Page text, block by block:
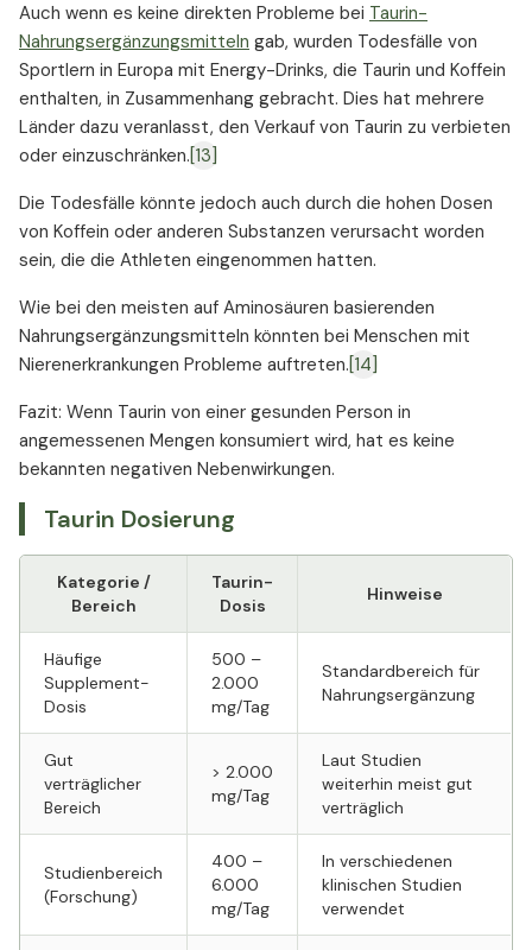
Auch wenn es keine direkten Probleme bei Taurin-
Nahrungsergänzungsmitteln gab, wurden Todesfälle von
Sportlern in Europa mit Energy-Drinks, die Taurin und Koffein
enthalten, in Zusammenhang gebracht. Dies hat mehrere
Länder dazu veranlasst, den Verkauf von Taurin zu verbieten
oder einzuschränken. [13]
Die Todesfälle könnte jedoch auch durch die hohen Dosen
von Koffein oder anderen Substanzen verursacht worden
sein, die die Athleten eingenommen hatten.
Wie bei den meisten auf Aminosäuren basierenden
Nahrungsergänzungsmitteln könnten bei Menschen mit
Nierenerkrankungen Probleme auftreten. [14]
Fazit: Wenn Taurin von einer gesunden Person in
angemessenen Mengen konsumiert wird, hat es keine
bekannten negativen Nebenwirkungen.
Taurin Dosierung
Kategorie /
Bereich
Taurin-
Dosis
Hinweise
Häufige
Supplement-
Dosis
500 –
2.000
mg/Tag
Standardbereich für
Nahrungsergänzung
Gut
verträglicher
Bereich
> 2.000
mg/Tag
Laut Studien
weiterhin meist gut
verträglich
Studienbereich
(Forschung)
400 –
6.000
mg/Tag
In verschiedenen
klinischen Studien
verwendet